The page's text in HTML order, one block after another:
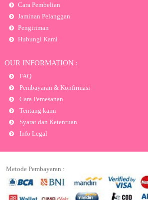
Cara Pembelian
Jaminan Pelanggan
Pengiriman
Hubungi Kami
OUR INFORMATION :
FAQ
Pembayaran & Konfirmasi
Cara Pemesanan
Tentang kami
Syarat dan Ketentuan
Info Legal
Metode Pembayaran :